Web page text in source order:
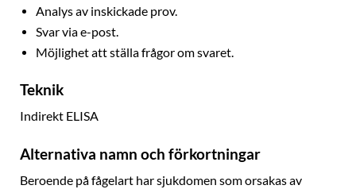
Analys av inskickade prov.
Svar via e-post.
Möjlighet att ställa frågor om svaret.
Teknik
Indirekt ELISA
Alternativa namn och förkortningar
Beroende på fågelart har sjukdomen som orsakas av